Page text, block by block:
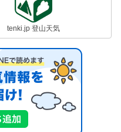
tenki.jp 登山天気